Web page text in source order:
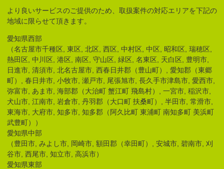
より良いサービスのご提供のため、取扱案件の対応エリアを下記の
地域に限らせて頂きます。
愛知県西部
（名古屋市千種区, 東区, 北区, 西区, 中村区, 中区, 昭和区, 瑞穂区,
熱田区, 中川区, 港区, 南区, 守山区, 緑区, 名東区, 天白区, 豊明市,
日進市, 清須市, 北名古屋市, 西春日井郡（豊山町）, 愛知郡（東郷
町）, 春日井市, 小牧市, 瀬戸市, 尾張旭市, 長久手市津島市, 愛西市,
弥富市, あま市, 海部郡（大治町 蟹江町 飛島村）, 一宮市, 稲沢市,
犬山市, 江南市, 岩倉市, 丹羽郡（大口町 扶桑町）, 半田市, 常滑市,
東海市, 大府市, 知多市, 知多郡（阿久比町 東浦町 南知多町 美浜町
武豊町））
愛知県中部
（豊田市, みよし市, 岡崎市, 額田郡（幸田町）, 安城市, 碧南市, 刈
谷市, 西尾市, 知立市, 高浜市）
愛知県東部